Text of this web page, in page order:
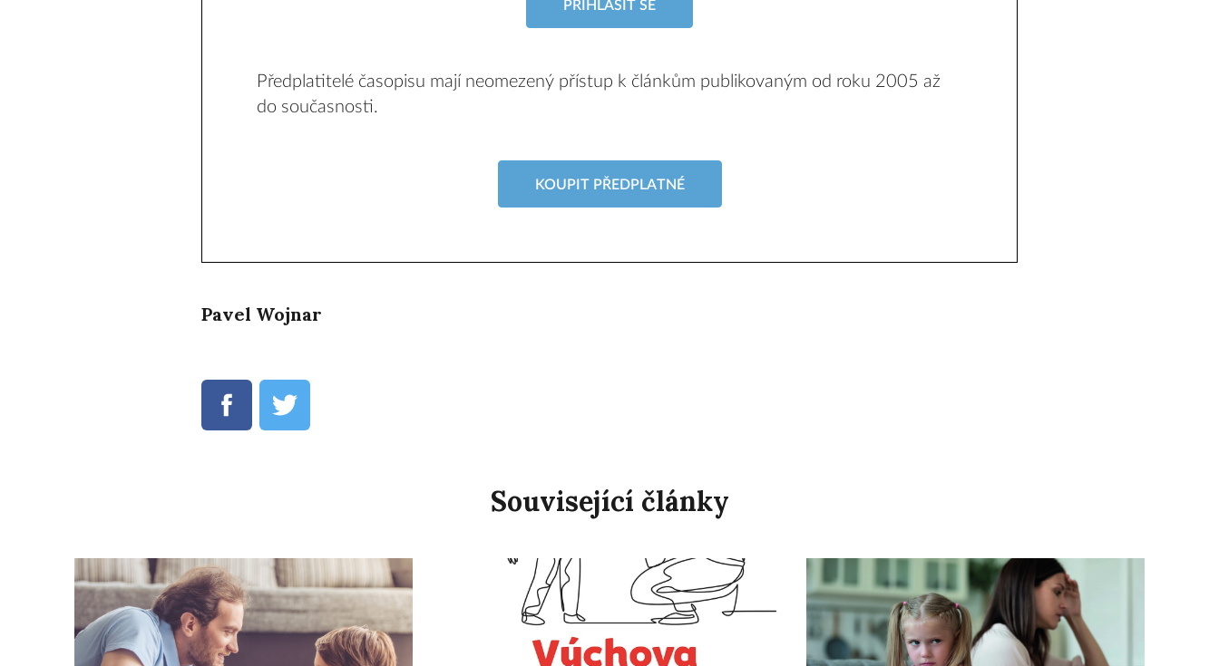
PŘIHLÁSIT SE
Předplatitelé časopisu mají neomezený přístup k článkům publikovaným od roku 2005 až
do současnosti.
KOUPIT PŘEDPLATNÉ
Pavel Wojnar
Související články